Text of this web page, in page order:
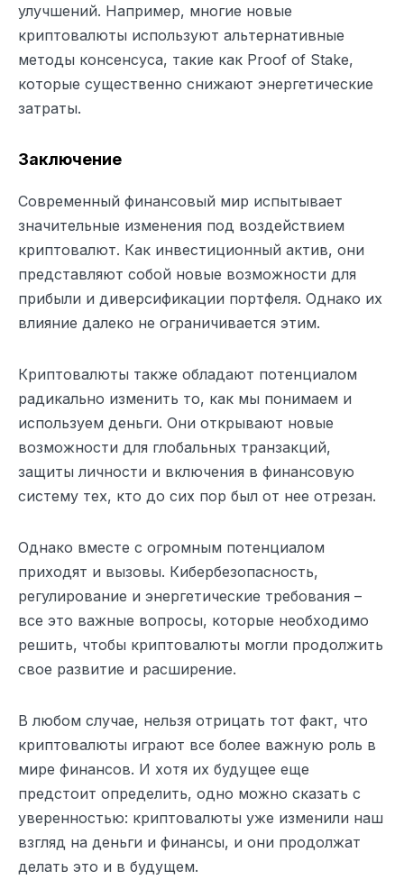
улучшений. Например, многие новые
криптовалюты используют альтернативные
методы консенсуса, такие как Proof of Stake,
которые существенно снижают энергетические
затраты.
Заключение
Современный финансовый мир испытывает
значительные изменения под воздействием
криптовалют. Как инвестиционный актив, они
представляют собой новые возможности для
прибыли и диверсификации портфеля. Однако их
влияние далеко не ограничивается этим.
Криптовалюты также обладают потенциалом
радикально изменить то, как мы понимаем и
используем деньги. Они открывают новые
возможности для глобальных транзакций,
защиты личности и включения в финансовую
систему тех, кто до сих пор был от нее отрезан.
Однако вместе с огромным потенциалом
приходят и вызовы. Кибербезопасность,
регулирование и энергетические требования –
все это важные вопросы, которые необходимо
решить, чтобы криптовалюты могли продолжить
свое развитие и расширение.
В любом случае, нельзя отрицать тот факт, что
криптовалюты играют все более важную роль в
мире финансов. И хотя их будущее еще
предстоит определить, одно можно сказать с
уверенностью: криптовалюты уже изменили наш
взгляд на деньги и финансы, и они продолжат
делать это и в будущем.